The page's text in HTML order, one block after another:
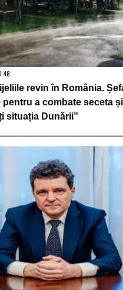
revin în România.
a combate seceta
situația Dunării”